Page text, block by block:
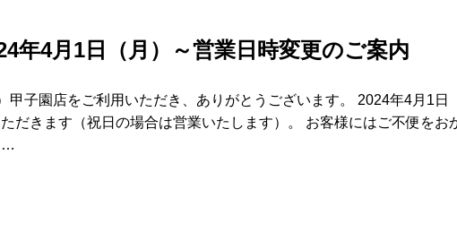
年4月1日（月）～営業日時変更のご案内
甲子園店をご利用いただき、ありがとうございます。 2024年4月1日
だきます（祝日の場合は営業いたします）。 お客様にはご不便をお
…